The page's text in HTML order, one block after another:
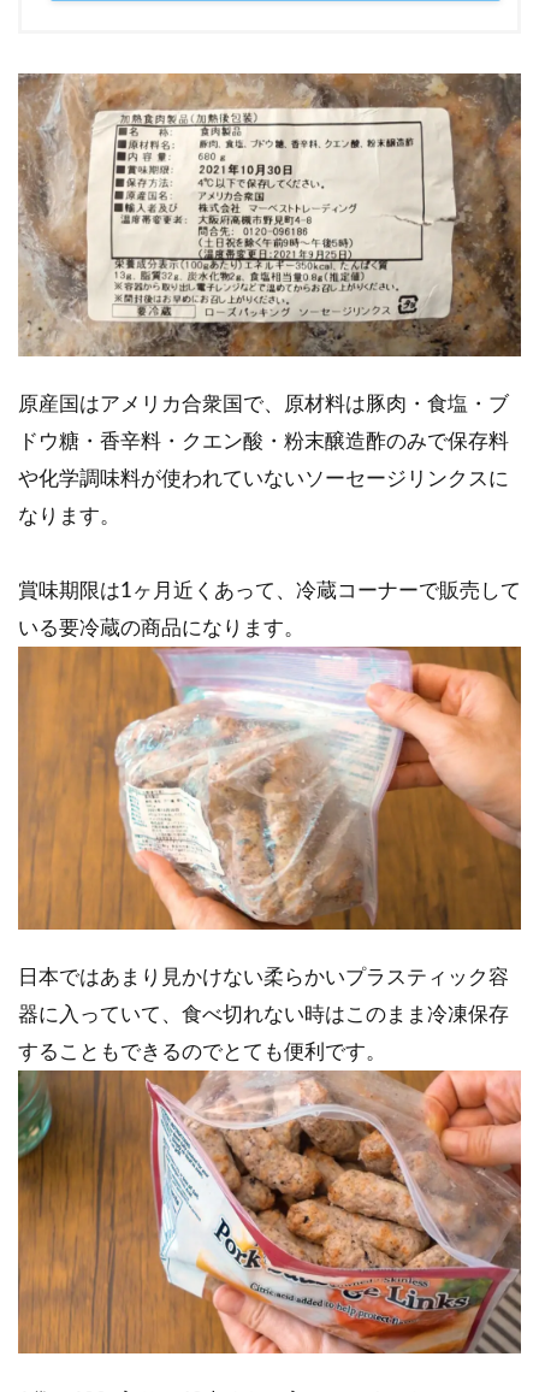
原産国はアメリカ合衆国で、原材料は豚肉・食塩・ブ
ドウ糖・香辛料・クエン酸・粉末醸造酢のみで保存料
や化学調味料が使われていないソーセージリンクスに
なります。
賞味期限は1ヶ月近くあって、冷蔵コーナーで販売して
いる要冷蔵の商品になります。
日本ではあまり見かけない柔らかいプラスティック容
器に入っていて、食べ切れない時はこのまま冷凍保存
することもできるのでとても便利です。